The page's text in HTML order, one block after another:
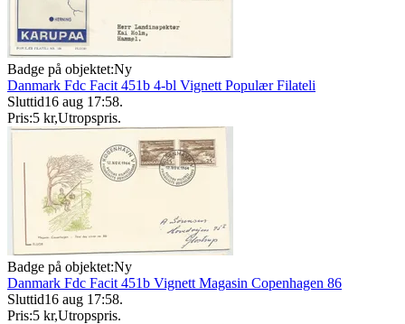
Badge på objektet:Ny
Danmark Fdc Facit 451b 4-bl Vignett Populær Filateli
Sluttid16 aug 17:58.
Pris:5 kr,Utropspris.
Badge på objektet:Ny
Danmark Fdc Facit 451b Vignett Magasin Copenhagen 86
Sluttid16 aug 17:58.
Pris:5 kr,Utropspris.